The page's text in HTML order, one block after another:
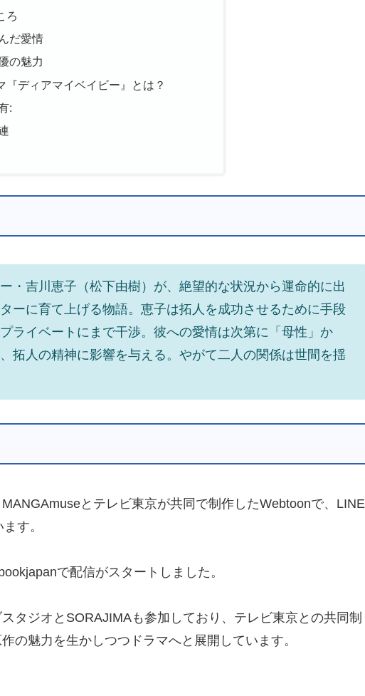
ろ
だ愛情
の魅力
『ディアマイベイビー』とは？
:
・吉川恵子（松下由樹）が、絶望的な状況から運命的に出
ーに育て上げる物語。恵子は拓人を成功させるために手段
ライベートにまで干渉。彼への愛情は次第に「母性」か
拓人の精神に影響を与える。やがて二人の関係は世間を揺
とテレビ東京が共同で制作したWebtoonで、LINE
す。
で配信がスタートしました。
タジオとSORAJIMAも参加しており、テレビ東京との共同制
の魅力を生かしつつドラマへと展開しています。